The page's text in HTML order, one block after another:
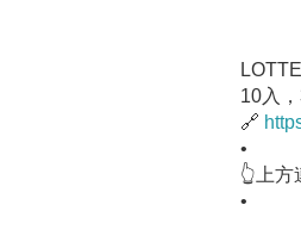
10入
🔗
•
👆上
•